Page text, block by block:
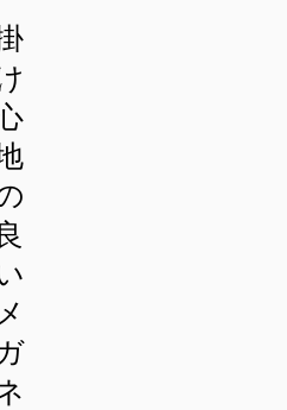
良
メ